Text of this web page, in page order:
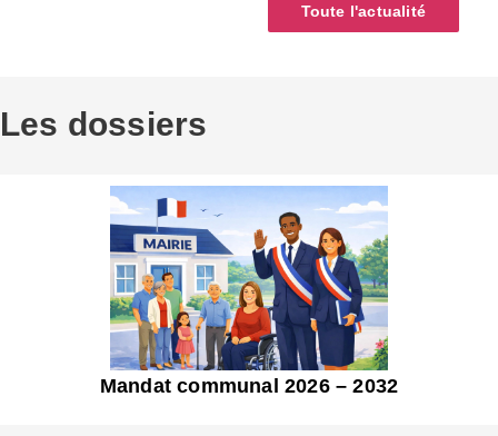
Toute l'actualité
Les dossiers
Mandat communal 2026 – 2032